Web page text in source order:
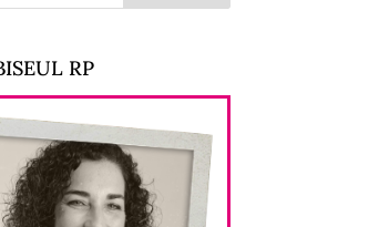
RP